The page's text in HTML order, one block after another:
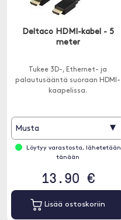
Deltaco HDMI-kabel - 5
meter
Tukee 3D-, Ethernet- ja
palautusääntä suoraan HDMI-
kaapelissa.
Musta ▾
Löytyy varastosta, lähetetään
tänään
13.90 €
Lisää ostoskoriin